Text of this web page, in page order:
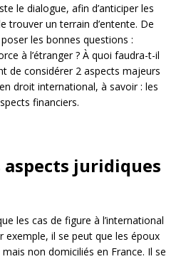
le dialogue, afin d’anticiper les
trouver un terrain d’entente. De
les bonnes questions :
à l’étranger ? À quoi faudra-t-il
de considérer 2 aspects majeurs
droit international, à savoir : les
financiers.
aspects juridiques
les cas de figure à l’international
exemple, il se peut que les époux
non domiciliés en France. Il se